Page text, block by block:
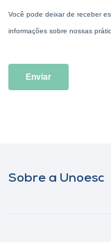
Sobre a Unoesc